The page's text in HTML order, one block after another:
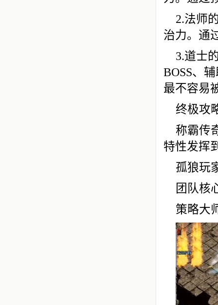
2.法师
治力。通
3.道士
BOSS、
最不容易
终极攻
称霸传
特性发挥
孤狼玩
团队核
策略大